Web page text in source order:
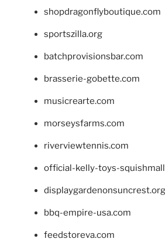
shopdragonflyboutique.com
sportszilla.org
batchprovisionsbar.com
brasserie-gobette.com
musicrearte.com
morseysfarms.com
riverviewtennis.com
official-kelly-toys-
displaygardenonsuncrest.org
bbq-empire-usa.com
feedstoreva.com